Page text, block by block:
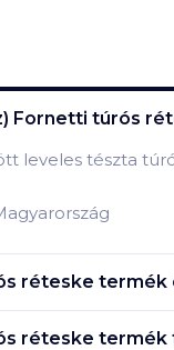
Fornetti túrós
leveles tészta
réteske termék
réteske termék